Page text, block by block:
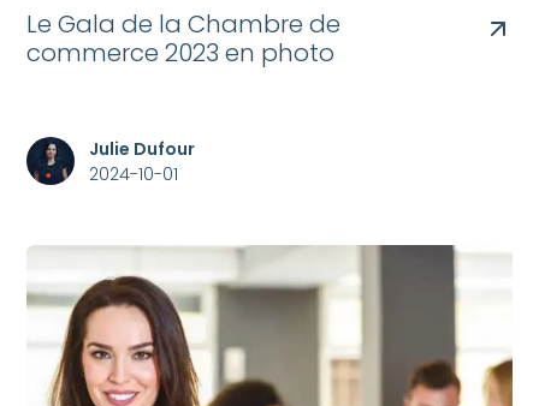
Le Gala de la Chambre de
commerce 2023 en photo
Julie Dufour
2024-10-01